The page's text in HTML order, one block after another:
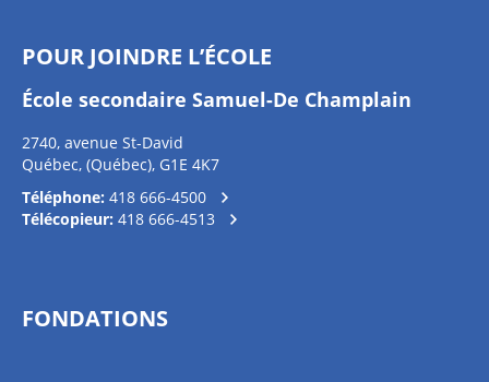
POUR JOINDRE L’ÉCOLE
École secondaire Samuel-De Champlain
2740, avenue St-David
Québec, (Québec), G1E 4K7
Téléphone: 418 666-4500
Télécopieur: 418 666-4513
FONDATIONS